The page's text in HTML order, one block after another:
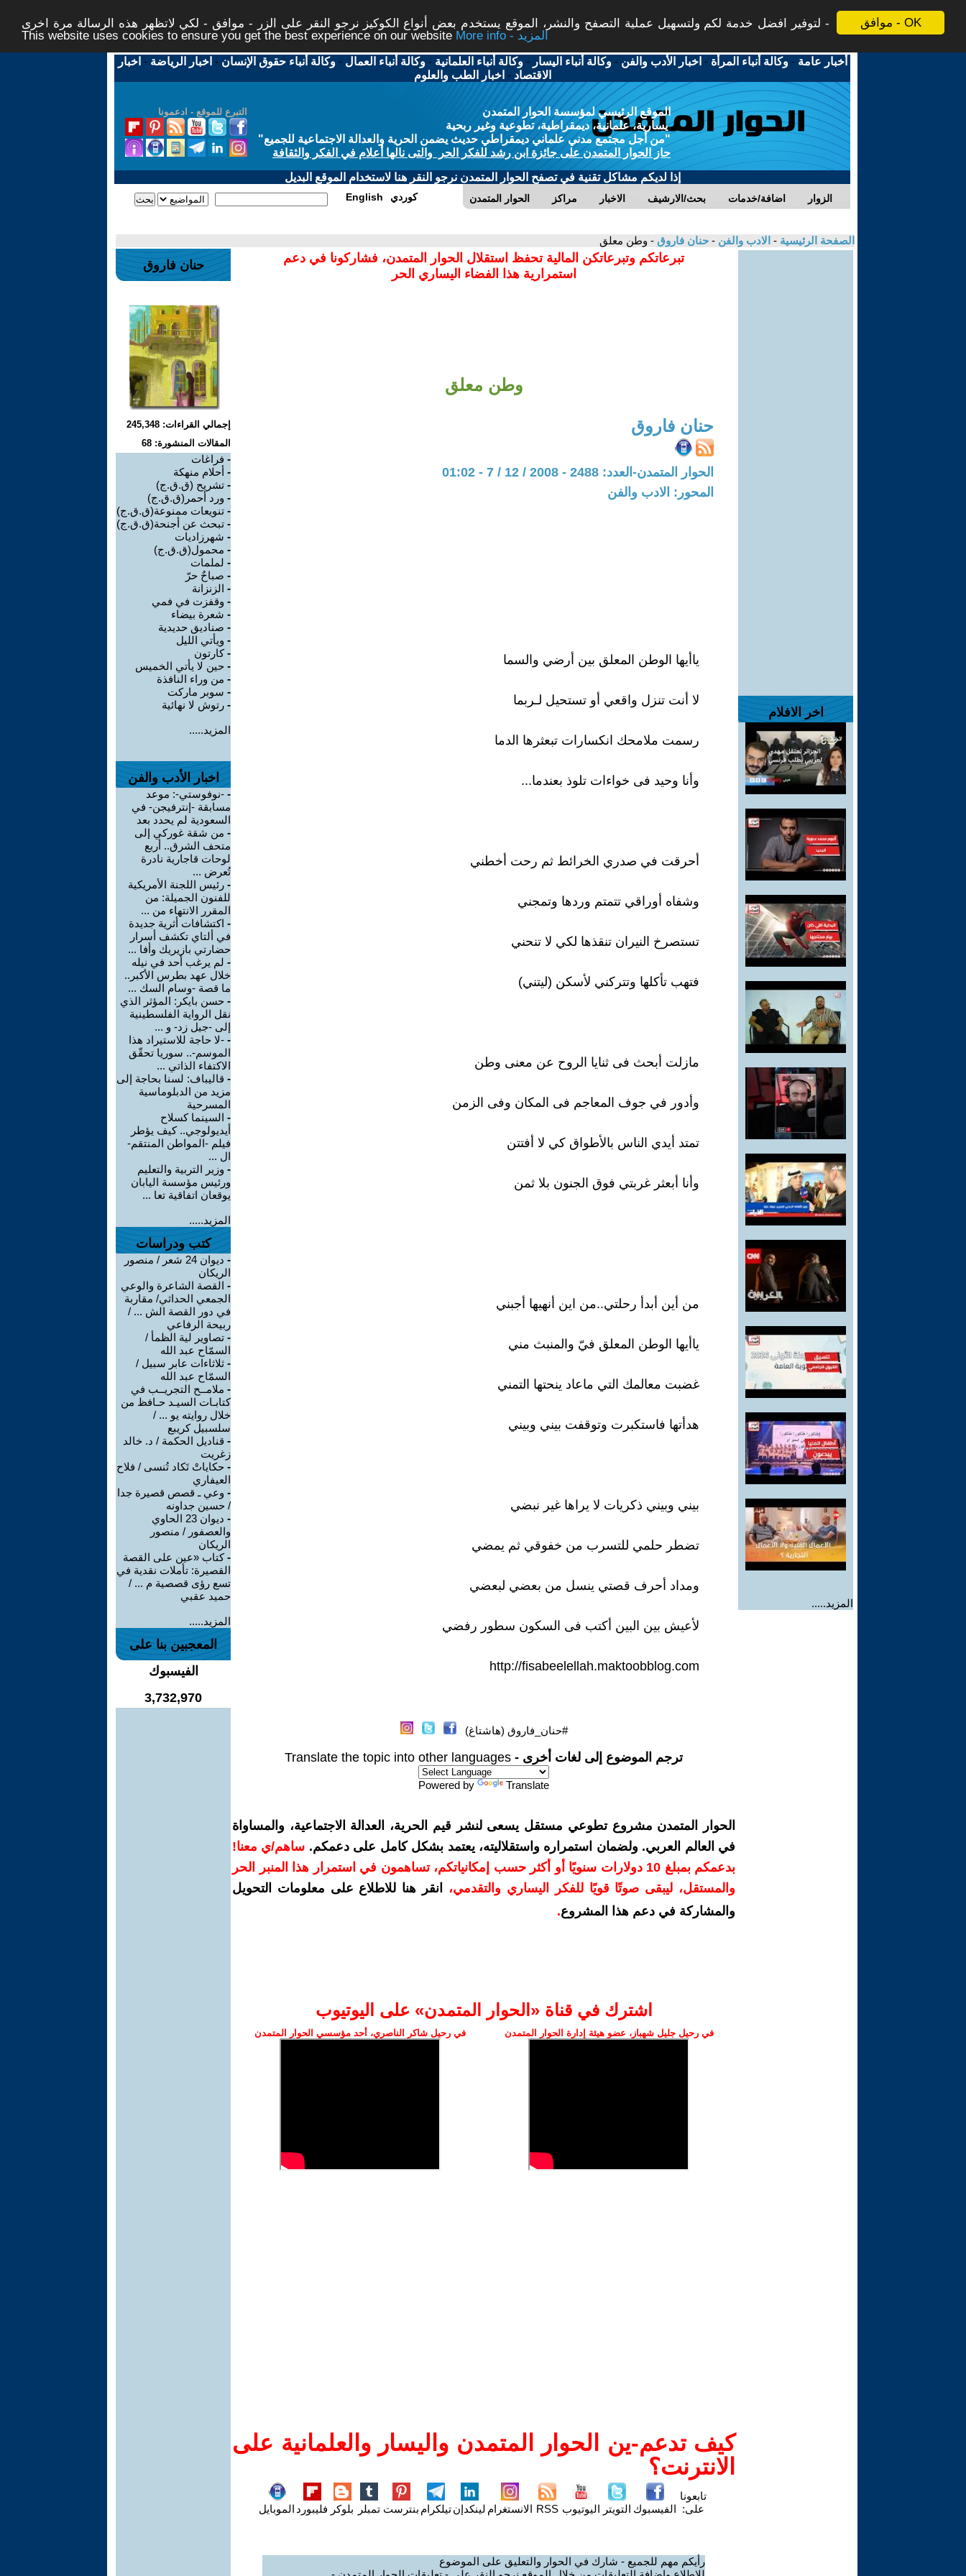
موافق - OK
لتوفير افضل خدمة لكم ولتسهيل عملية التصفح والنشر، الموقع يستخدم بعض أنواع الكوكيز نرجو النقر على الزر - موافق - لكي لاتظهر هذه الرسالة مرة اخرى -
This website uses cookies to ensure you get the best experience on our website
More info - المزيد
أخبار عامة -وكالة أنباء المرأة - اخبار الأدب والفن -وكالة أنباء اليسار -وكالة أنباء العلمانية -وكالة أنباء العمال -وكالة أنباء حقوق الإنسان - اخبار الرياضة - اخبار
الاقتصاد - اخبار الطب والعلوم
التبرع للموقع - ادعمونا
الموقع الرئيسي لمؤسسة الحوار المتمدن
يسارية، علمانية، ديمقراطية، تطوعية وغير ربحية
"من أجل مجتمع مدني علماني ديمقراطي حديث يضمن الحرية والعدالة الاجتماعية للجميع"
حاز الحوار المتمدن على جائزة ابن رشد للفكر الحر والتى نالها أعلام في الفكر والثقافة
إذا لديكم مشاكل تقنية في تصفح الحوار المتمدن نرجو النقر هنا لاستخدام الموقع البديل
الحوار المتمدن مراكز الاخبار بحث/الارشيف اضافة/خدمات الزوار English كوردي
الصفحة الرئيسية - الادب والفن - حنان فاروق - وطن معلق
اخر الافلام
المزيد.....
تبرعاتكم وتبرعاتكن المالية تحفظ استقلال الحوار المتمدن، فشاركونا في دعم
استمرارية هذا الفضاء اليساري الحر
وطن معلق
حنان فاروق
الحوار المتمدن-العدد: 2488 - 2008 / 12 / 7 - 01:02
المحور: الادب والفن
ياأيها الوطن المعلق بين أرضي والسما
لا أنت تنزل واقعي أو تستحيل لـربما
رسمت ملامحك انكسارات تبعثرها الدما
وأنا وحيد فى خواءات تلوذ بعندما...
أحرقت في صدري الخرائط ثم رحت أخطني
وشفاه أوراقي تتمتم وردها وتمجني
تستصرخ النيران تنقذها لكي لا تنحني
فتهب تأكلها وتتركني لأسكن (ليتني)
مازلت أبحث فى ثنايا الروح عن معنى وطن
وأدور في جوف المعاجم فى المكان وفى الزمن
تمتد أيدي الناس بالأطواق كي لا أفتتن
وأنا أبعثر غربتي فوق الجنون بلا ثمن
من أين أبدأ رحلتي..من اين أنهيها أجبني
ياأيها الوطن المعلق فيّ والمنبث مني
غضبت معالمك التي ماعاد ينحتها التمني
هدأتها فاستكبرت وتوقفت بيني وبيني
بيني وبيني ذكريات لا يراها غير نبضي
تضطر حلمي للتسرب من خفوقي ثم يمضي
ومداد أحرف قصتي ينسل من بعضي لبعضي
لأعيش بين البين أكتب فى السكون سطور رفضي
http://fisabeelellah.maktoobblog.com
#حنان_فاروق (هاشتاغ)
ترجم الموضوع إلى لغات أخرى - Translate the topic into other languages
Powered by Translate
الحوار المتمدن مشروع تطوعي مستقل يسعى لنشر قيم الحرية، العدالة الاجتماعية، والمساواة
في العالم العربي. ولضمان استمراره واستقلاليته، يعتمد بشكل كامل على دعمكم. ساهم/ي معنا!
بدعمكم بمبلغ 10 دولارات سنويًا أو أكثر حسب إمكانياتكم، تساهمون في استمرار هذا المنبر الحر
والمستقل، ليبقى صوتًا قويًا للفكر اليساري والتقدمي،
انقر هنا للاطلاع على معلومات التحويل
والمشاركة في دعم هذا المشروع.
اشترك في قناة ‫«الحوار المتمدن» على اليوتيوب
في رحيل جليل شهباز، عضو هيئة إدارة الحوار المتمدن في رحيل شاكر الناصري، أحد مؤسسي الحوار المتمدن
كيف تدعم-ين الحوار المتمدن واليسار والعلمانية على
الانترنت؟
تابعونا
على: الفيسبوك التويتر اليوتيوب RSS الانستغرام لينكدإنتيلكرام بنترست تمبلر بلوكر فليبورد الموبايل
رأيكم مهم للجميع - شارك في الحوار والتعليق على الموضوع
حنان فاروق
إجمالي القراءات: 245,348
المقالات المنشورة: 68
- فراغات
- أحلام منهكة
- تشريح (ق.ق.ج)
- ورد أحمر(ق.ق.ج)
- تنويعات ممنوعة(ق.ق.ج)
- تبحث عن أجنحة(ق.ق.ج)
- شهرزاديات
- محمول(ق.ق.ج)
- لملمات
- صباحٌ حرّ
- الزنزانة
- وقفزت في فمي
- شعرة بيضاء
- صناديق حديدية
- ويأتي الليل
-كارتون
- حين لا يأتي الخميس
- من وراء النافذة
- سوبر ماركت
- رتوش لا نهائية
المزيد.....
اخبار الأدب والفن
- -نوفوستي-: موعد
مسابقة -إنترفيجن- في
السعودية لم يحدد بعد
- من شقة غوركي إلى
متحف الشرق.. أربع
لوحات قاجارية نادرة
تُعرض ...
- رئيس اللجنة الأمريكية
للفنون الجميلة: من
المقرر الانتهاء من ...
- اكتشافات أثرية جديدة
في ألتاي تكشف أسرار
حضارتي بازيريك وأفا ...
- لم يرغب أحد في نيله
خلال عهد بطرس الأكبر..
ما قصة -وسام السك ...
- حسن بايكر: المؤثر الذي
نقل الرواية الفلسطينية
إلى -جيل زد- و ...
- -لا حاجة للاستيراد هذا
الموسم-.. سوريا تحقّق
الاكتفاء الذاتي ...
- قاليباف: لسنا بحاجة إلى
مزيد من الدبلوماسية
المسرحية
- السينما كسلاح
أيديولوجي.. كيف يؤطر
فيلم -المواطن المنتقم-
ال ...
- وزير التربية والتعليم
ورئيس مؤسسة اليابان
يوقعان اتفاقية تعا ...
المزيد.....
كتب ودراسات
-
ديوان 24 شعر / منصور
الريكان
- القصة الشاعرة والوعي
الجمعي الحداثي/ مقاربة
في دور القصة الش ... /
ربيحة الرفاعي
- تصاوير لية الظمأ /
السمّاح عبد الله
- ثلاثاءات عابر سبيل /
السمّاح عبد الله
- ملامــح التجريــب في
كتابـات السيـد حـافظ من
خلال روايته يو ... /
سلسبيل كريبع
- قناديل الحكمة / د. خالد
زغريت
- حكاياتْ تَكاد تُنسى / فلاح
العيفاري
- وعي ـ قصص قصيرة جدا
/ حسين جداونه
-
ديوان 23 الحاوي
والعصفور / منصور
الريكان
-كتاب «عين على القصة
القصيرة: تأملات نقدية في
تسع رؤى قصصية م ... /
حميد عقبي
المزيد.....
المعجبين بنا على
الفيسبوك
3,732,970